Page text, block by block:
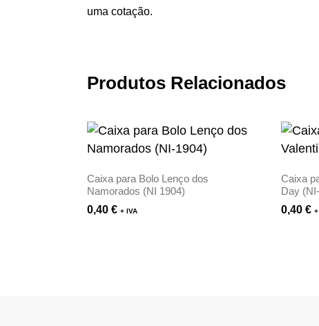
uma cotação.
Produtos Relacionados
Caixa para Bolo Lenço dos
Namorados (NI 1904)
0,40 € + IVA
Caixa
Day
0,40 €